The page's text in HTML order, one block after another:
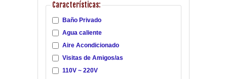
Características:
Baño Privado
Agua caliente
Aire Acondicionado
Visitas de Amigos/as
110V ~ 220V